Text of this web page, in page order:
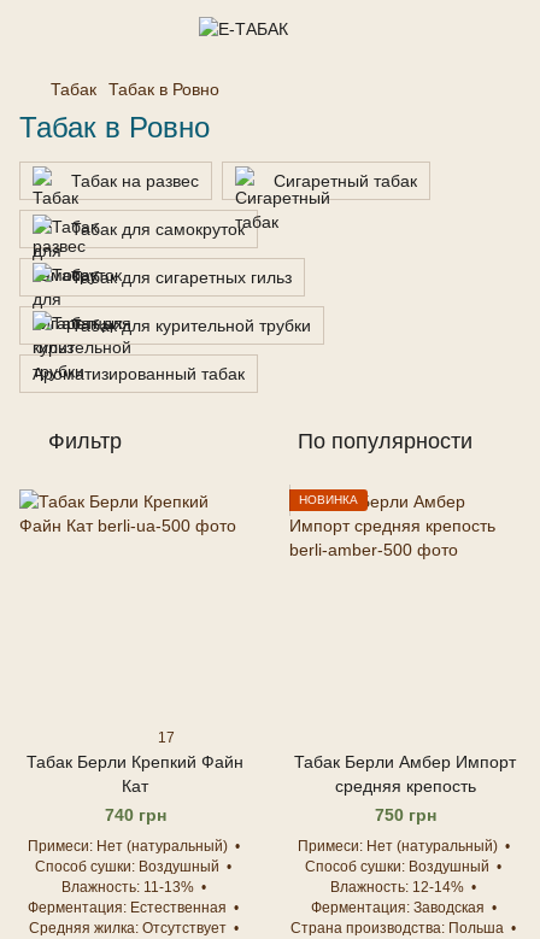
Табак Табак в Ровно
Табак в Ровно
Табак на развес Сигаретный табак
Табак для самокруток
Табак для сигаретных гильз
Табак для курительной трубки
Ароматизированный табак
Фильтр По популярности
17
Табак Берли Крепкий Файн
Кат
740 грн
Примеси
Нет (натуральный)
Способ сушки
Воздушный
Влажность 11-13%
Ферментация
Естественная
Средняя жилка Отсутствует
НОВИНКА
Табак Берли Амбер Импорт
средняя крепость
750 грн
Примеси
Нет (натуральный)
Способ сушки
Воздушный
Влажность 12-14%
Ферментация Заводская
Страна производства Польша